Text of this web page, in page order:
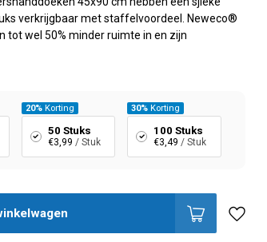
verkrijgbaar met staffelvoordeel. Neweco®
tot wel 50% minder ruimte in en zijn
20%Korting
50 Stuks
€3,99 / Stuk
30% Korting
100 Stuks
€3,49 / Stuk